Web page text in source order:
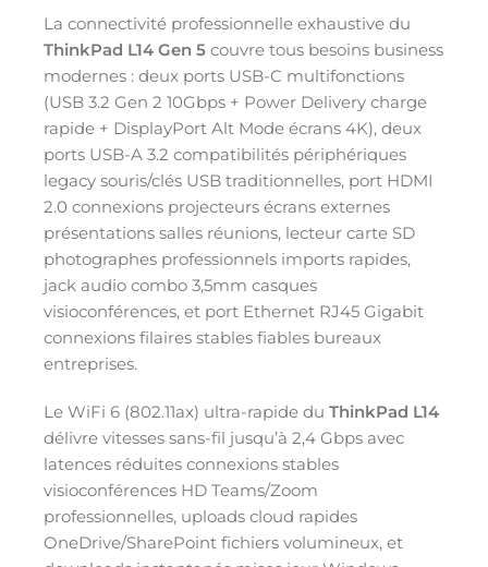
La connectivité professionnelle exhaustive du
ThinkPad L14 Gen 5 couvre tous besoins business
modernes : deux ports USB-C multifonctions
(USB 3.2 Gen 2 10Gbps + Power Delivery charge
rapide + DisplayPort Alt Mode écrans 4K), deux
ports USB-A 3.2 compatibilités périphériques
legacy souris/clés USB traditionnelles, port HDMI
2.0 connexions projecteurs écrans externes
présentations salles réunions, lecteur carte SD
photographes professionnels imports rapides,
jack audio combo 3,5mm casques
visioconférences, et port Ethernet RJ45 Gigabit
connexions filaires stables fiables bureaux
entreprises.
Le WiFi 6 (802.11ax) ultra-rapide du ThinkPad L14
délivre vitesses sans-fil jusqu’à 2,4 Gbps avec
latences réduites connexions stables
visioconférences HD Teams/Zoom
professionnelles, uploads cloud rapides
OneDrive/SharePoint fichiers volumineux, et